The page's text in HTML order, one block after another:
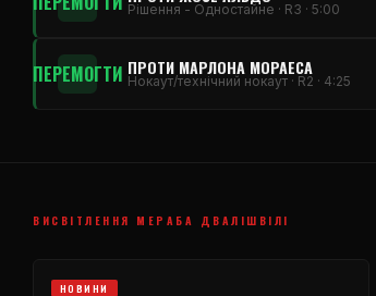
Рішення - Одностайне · R3 · 5:00
ПЕРЕМОГТИ ПРОТИ МАРЛОНА МОРАЕСА
Нокаут/технічний нокаут · R2 · 4:25
ВИСВІТЛЕННЯ МЕРАБА ДВАЛІШВІЛІ
НОВИНИ